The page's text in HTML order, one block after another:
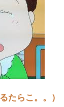
たらこ。。）